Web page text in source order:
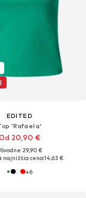
EDITED
'Rafaela'
20,90 €
29,90 €
najnižšia cena:14,63 €
+6